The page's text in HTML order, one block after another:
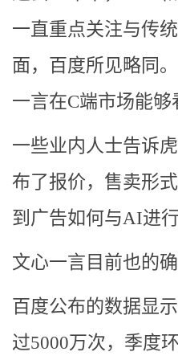
一直重点关注与传
面，百度所见略同
一言在C端市场能够
一些业内人士告诉
布了报价，售卖形
到广告如何与AI进
文心一言目前也的
百度公布的数据显
过5000万次，季度